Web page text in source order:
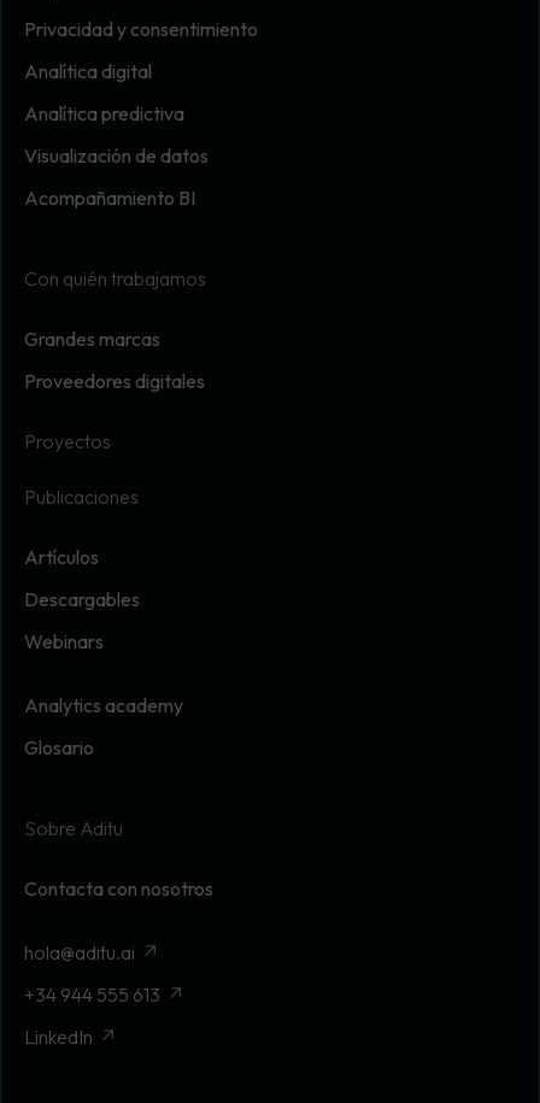
Privacidad y consentimiento
Analítica digital
Analítica predictiva
Visualización de datos
Acompañamiento BI
Con quién trabajamos
Grandes marcas
Proveedores digitales
Proyectos
Publicaciones
Artículos
Descargables
Webinars
Analytics academy
Glosario
Sobre Aditu
Contacta con nosotros
hola@aditu.ai
+34 944 555 613
LinkedIn